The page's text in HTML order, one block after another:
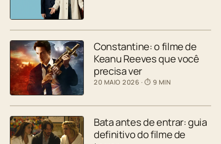
Constantine: o filme de
Keanu Reeves que você
precisa ver
20 MAIO 2026 · ⏱ 9 MIN
Bata antes de entrar: guia
definitivo do filme de